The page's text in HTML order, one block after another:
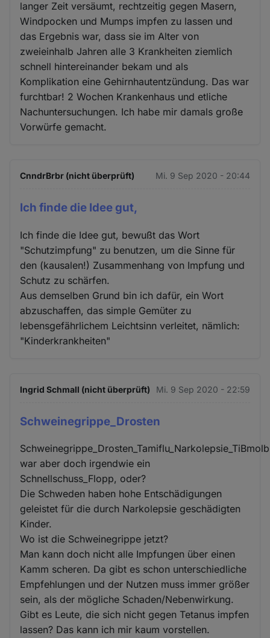
langer Zeit versäumt, rechtzeitig gegen Masern,
Windpocken und Mumps impfen zu lassen und
das Ergebnis war, dass sie im Alter von
zweieinhalb Jahren alle 3 Krankheiten ziemlich
schnell hintereinander bekam und als
Komplikation eine Gehirnhautentzündung. Das war
furchtbar! 2 Wochen Krankenhaus und etliche
Nachuntersuchungen. Ich habe mir damals große
Vorwürfe gemacht.
CnndrBrbr (nicht überprüft) Mi. 9 Sep 2020 - 20:44
Ich finde die Idee gut,
Ich finde die Idee gut, bewußt das Wort
"Schutzimpfung" zu benutzen, um die Sinne für
den (kausalen!) Zusammenhang von Impfung und
Schutz zu schärfen.
Aus demselben Grund bin ich dafür, ein Wort
abzuschaffen, das simple Gemüter zu
lebensgefährlichem Leichtsinn verleitet, nämlich:
"Kinderkrankheiten"
Ingrid Schmall (nicht überprüft) Mi. 9 Sep 2020 - 22:59
Schweinegrippe_Drosten
war aber doch irgendwie ein
Schnellschuss_Flopp, oder?
Die Schweden haben hohe Entschädigungen
geleistet für die durch Narkolepsie geschädigten
Kinder.
Wo ist die Schweinegrippe jetzt?
Man kann doch nicht alle Impfungen über einen
Kamm scheren. Da gibt es schon unterschiedliche
Empfehlungen und der Nutzen muss immer größer
sein, als der mögliche Schaden/Nebenwirkung.
Gibt es Leute, die sich nicht gegen Tetanus impfen
lassen? Das kann ich mir kaum vorstellen.